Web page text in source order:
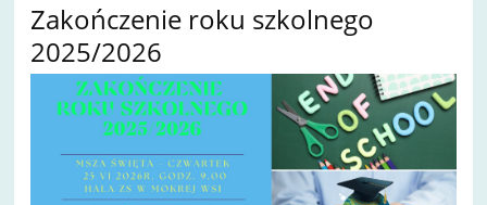
Zakończenie roku szkolnego
2025/2026